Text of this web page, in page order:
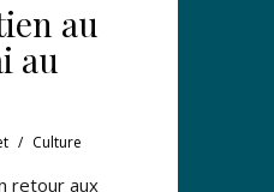
au
au
Culture
retour aux